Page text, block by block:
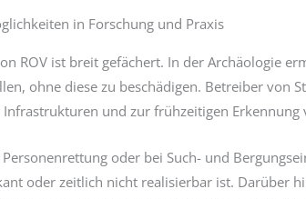
in Forschung und Praxis
ROV ist breit gefächert. In der Archäologie
ohne diese zu beschädigen. Betreiber von
und zur frühzeitigen Erkennung
oder bei Such- und
oder zeitlich nicht realisierbar ist. Darüber